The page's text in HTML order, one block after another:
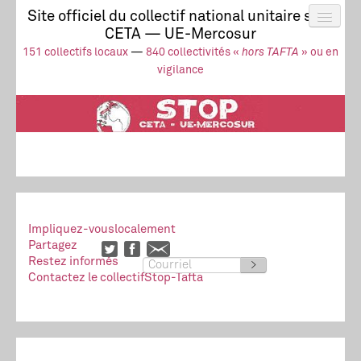
Site officiel du collectif national unitaire stop
CETA — UE-Mercosur
151 collectifs locaux — 840 collectivités « hors TAFTA » ou en
vigilance
Actus
UE-Mercosur
Stop à l’impunité !
TAFTA
CETA
Collectif
Impliquez-vouslocalement
Partagez
Restez informés
>
Contactez le collectifStop-Tafta